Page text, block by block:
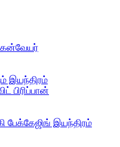
கன்வேயர்
இயந்திரம்
பிரிப்பான்
பேக்கேஜிங் இயந்திரம்